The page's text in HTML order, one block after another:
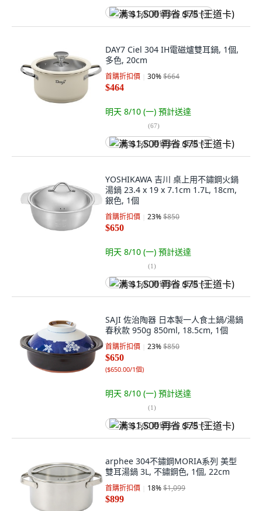
满 $1,500 再省 $75 (王道卡)
DAY7 Ciel 304 IH電磁爐雙耳鍋, 1個,
多色, 20cm
首購折扣價 30%$664
$464
明天 8/10 (一) 預計送達
(67)
满 $1,500 再省 $75 (王道卡)
YOSHIKAWA 吉川 桌上用不鏽鋼火鍋
湯鍋 23.4 x 19 x 7.1cm 1.7L, 18cm,
銀色, 1個
首購折扣價 23%$850
$650
明天 8/10 (一) 預計送達
(1)
满 $1,500 再省 $75 (王道卡)
SAJI 佐治陶器 日本製一人食土鍋/湯鍋
春秋款 950g 850ml, 18.5cm, 1個
首購折扣價 23%$850
$650
($650.00/1個)
明天 8/10 (一) 預計送達
(1)
满 $1,500 再省 $75 (王道卡)
arphee 304不鏽鋼MORIA系列 美型
雙耳湯鍋 3L, 不鏽鋼色, 1個, 22cm
首購折扣價 18%$1,099
$899